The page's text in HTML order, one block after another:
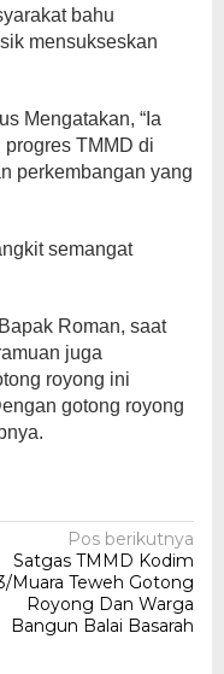
bahu
mensukseskan
Mengatakan, “Ia
TMMD di
perkembangan yang
semangat
Roman, saat
juga
royong ini
gotong royong
Pos berikutnya
Satgas TMMD Kodim
Muara Teweh Gotong
Royong Dan Warga
Bangun Balai Basarah